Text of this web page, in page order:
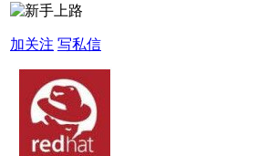
加关注 写私信